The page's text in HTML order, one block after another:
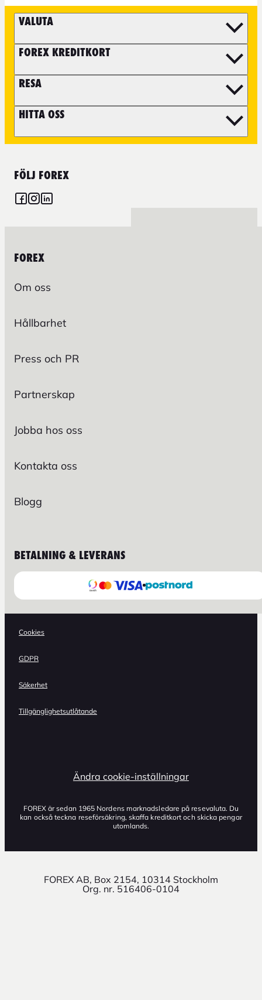
VALUTA
FOREX KREDITKORT
RESA
HITTA OSS
FÖLJ FOREX
FOREX
Om oss
Hållbarhet
Press och PR
Partnerskap
Jobba hos oss
Kontakta oss
Blogg
BETALNING & LEVERANS
Cookies
GDPR
Säkerhet
Tillgänglighetsutlåtande
Ändra cookie-inställningar
FOREX är sedan 1965 Nordens marknadsledare på resevaluta. Du
kan också teckna reseförsäkring, skaffa kreditkort och skicka pengar
utomlands.
FOREX AB, Box 2154, 10314 Stockholm
Org. nr. 516406-0104